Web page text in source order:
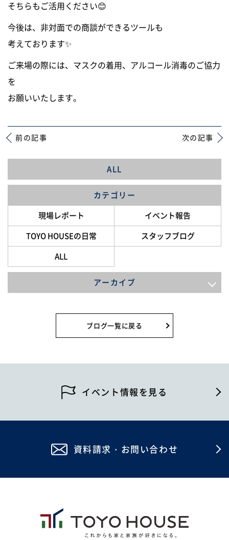
そちらもご活用ください😊
今後は、非対面での商談ができるツールも
考えております✨
ご来場の際には、マスクの着用、アルコール消毒のご協力
を
お願いいたします。
前の記事 次の記事
ALL
カテゴリー
現場レポート
イベント報告
TOYO HOUSEの日常
スタッフブログ
ALL
アーカイブ
2026年7月
2026年5月
2026年4月
2025年12月
2025年7月
ブログ一覧に戻る
イベント情報を見る
資料請求・お問い合わせ